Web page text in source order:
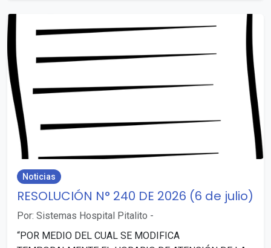
Noticias
RESOLUCIÓN N° 240 DE 2026 (6 de julio)
Por: Sistemas Hospital Pitalito -
“POR MEDIO DEL CUAL SE MODIFICA